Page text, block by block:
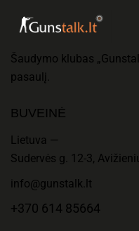
Šaudymo klubas
pasaulį.
BUVEINĖ
Lietuva —
Sudervės g. 12-3,
info@gunstalk.lt
+370 614 85664